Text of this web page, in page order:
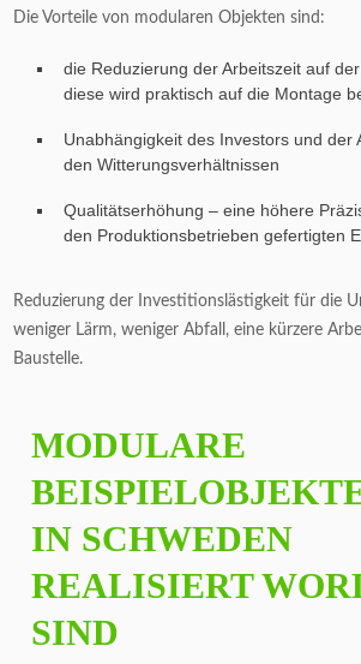
Die Vorteile von modularen Objekten sind:
die Reduzierung der Arbeitszeit auf
diese wird praktisch auf die Montage
Unabhängigkeit des Investors und der
den Witterungsverhältnissen
Qualitätserhöhung – eine höhere
den Produktionsbetrieben gefertigten
Reduzierung der Investitionslästigkeit für die
weniger Lärm, weniger Abfall, eine kürzere
Baustelle.
MODULARE
IN SCHWEDEN
REALISIERT
SIND